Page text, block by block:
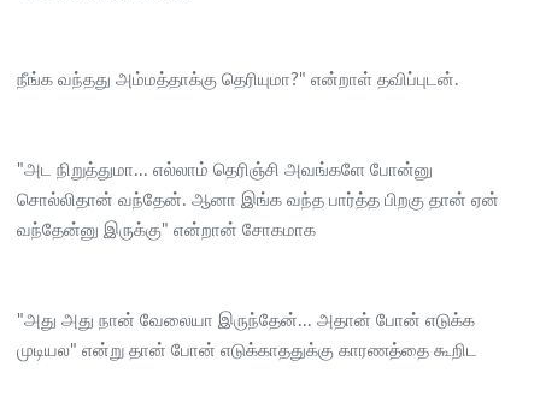
நீங்க வந்தது அம்மத்தாக்கு தெரியுமா?" என்றாள் தவிப்புடன்.
"அட நிறுத்துமா... எல்லாம் தெரிஞ்சி அவங்களே போன்னு
சொல்லிதான் வந்தேன். ஆனா இங்க வந்த பார்த்த பிறகு தான் ஏன்
வந்தேன்னு இருக்கு" என்றான் சோகமாக
"அது அது நான் வேலையா இருந்தேன்... அதான் போன் எடுக்க
முடியல" என்று தான் போன் எடுக்காததுக்கு காரணத்தை கூறிட